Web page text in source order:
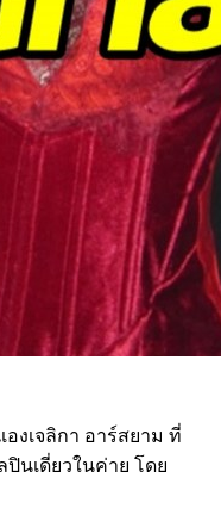
งเจลิกา อาร์สยาม ที่
นเดี่ยวในค่าย โดย